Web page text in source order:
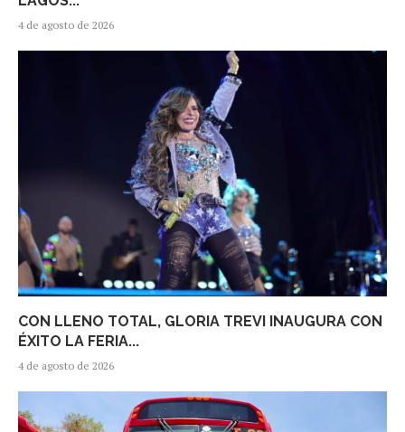
4 de agosto de 2026
CON LLENO TOTAL, GLORIA TREVI INAUGURA CON
ÉXITO LA FERIA...
4 de agosto de 2026